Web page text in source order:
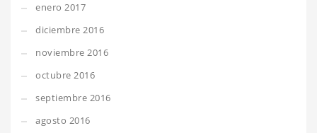
enero 2017
diciembre 2016
noviembre 2016
octubre 2016
septiembre 2016
agosto 2016